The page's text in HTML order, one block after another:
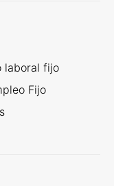
laboral fijo
Fijo